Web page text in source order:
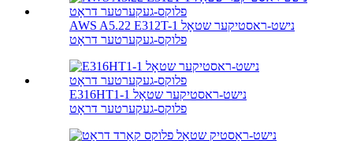
AWS A5.22 E312T-1 נישט-ראסטיקער שטאָל
פלוקס-געקערטער דראָט
E316HT1-1 נישט-ראסטיקער שטאָל
פלוקס-געקערטער דראָט